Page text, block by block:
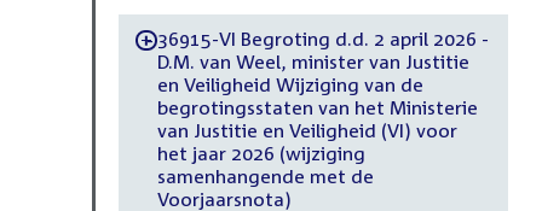
-36915-VI Begroting d.d. 2 april 2026 -
D.M. van Weel, minister van Justitie
en Veiligheid Wijziging van de
begrotingsstaten van het Ministerie
van Justitie en Veiligheid (VI) voor
het jaar 2026 (wijziging
samenhangende met de
Voorjaarsnota)